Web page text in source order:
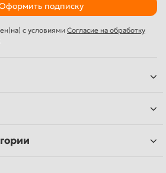
подписку
с условиями Согласие на обработку